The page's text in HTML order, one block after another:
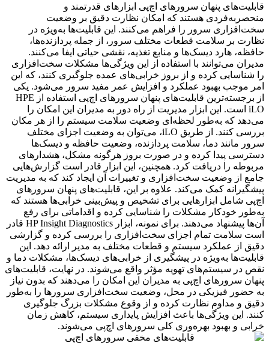
قابلیت‌های پنهان سرورهای اچ‌پی ابزارهای قدرتمند و
منحصربه‌فردی هستند که امکان نظارت دقیق بر وضعیت
سخت‌افزاری سرور را فراهم می‌کنند. این قابلیت‌ها به‌ویژه در
نظارت بر سلامت قطعات مختلف سرور، از جمله پردازنده‌ها،
حافظه، هارد دیسک‌ها و منابع تغذیه، نقشی حیاتی ایفا می‌کنند.
مدیران می‌توانند با استفاده از این ویژگی‌ها مشکلات سخت‌افزاری
را شناسایی کرده و از بروز خرابی‌های عمده جلوگیری کنند، که این
امر موجب بهبود عملکرد و افزایش عمر مفید سرور می‌شود. یکی
از برجسته‌ترین قابلیت‌های پنهان سرورهای اچ‌پی استفاده از HPE
iLO است. این ابزار مدیریت از راه دور به مدیران این امکان را
می‌دهد که به‌طور لحظه‌ای وضعیت سلامت سیستم را از هر مکان
بررسی کنند. از طریق iLO، می‌توان به وضعیت اجزای مختلف
سرور مانند دما، سلامت پردازنده، وضعیت حافظه و دیسک‌ها
دسترسی پیدا کرده و در صورت بروز هرگونه مشکل، هشدارهای
مربوطه را دریافت کرد. همچنین، این ابزار قادر است گزارش‌هایی
جامع از وضعیت سخت‌افزاری و تغییرات آن ایجاد کند که به مدیریت
پیشگیرانه کمک می‌کند. علاوه بر این، قابلیت‌های پنهان سرورهای
اچ‌پی شامل ابزارهایی برای تشخیص و پیش‌بینی خرابی‌ها هستند که
به‌طور خودکار مشکلات را شناسایی کرده و اقداماتی برای رفع
آن‌ها پیشنهاد می‌دهند. برای نمونه، ابزار HP Insight Diagnostics قادر
است سلامت تمام اجزای سخت‌افزاری را بررسی کرده و گزارشی
دقیق از عملکرد سیستم و قطعات مختلف به مدیر ارائه دهد. این
قابلیت‌ها به‌ویژه در پیشگیری از خرابی‌های دیسک‌ها، مشکلات دما و
نقص در سیستم‌های تهویه مؤثر واقع می‌شوند. در نهایت، قابلیت‌های
پنهان سرورهای اچ‌پی به مدیران این امکان را می‌دهند که بدون نیاز
به حضور فیزیکی در محل، وضعیت سخت‌افزاری سرورها را به‌طور
دقیق و مداوم نظارت کرده و از وقوع مشکلات بزرگ جلوگیری
کنند. این ویژگی‌ها باعث افزایش پایداری سیستم، کاهش زمان
خرابی و بهبود بهره‌وری کلی سرورهای اچ‌پی می‌شوند.